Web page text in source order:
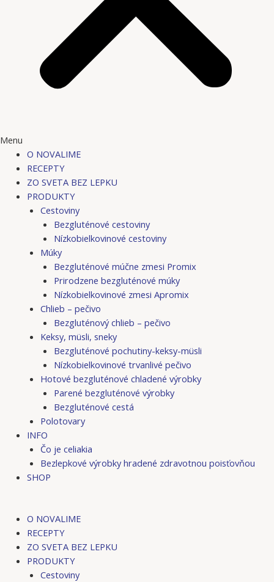
Menu
O NOVALIME
RECEPTY
ZO SVETA BEZ LEPKU
PRODUKTY
Cestoviny
Bezgluténové cestoviny
Nízkobielkovinové cestoviny
Múky
Bezgluténové múčne zmesi Promix
Prirodzene bezgluténové múky
Nízkobielkovinové zmesi Apromix
Chlieb – pečivo
Bezgluténový chlieb – pečivo
Keksy, müsli, sneky
Bezgluténové pochutiny-keksy-müsli
Nízkobielkovinové trvanlivé pečivo
Hotové bezgluténové chladené výrobky
Parené bezgluténové výrobky
Bezgluténové cestá
Polotovary
INFO
Čo je celiakia
Bezlepkové výrobky hradené zdravotnou poisťovňou
SHOP
O NOVALIME
RECEPTY
ZO SVETA BEZ LEPKU
PRODUKTY
Cestoviny